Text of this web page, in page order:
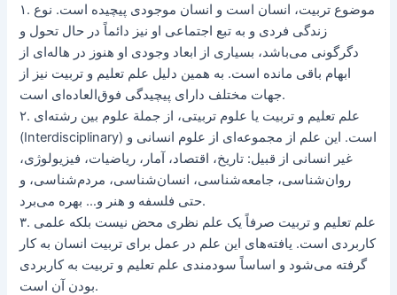
۱. موضوع تربیت، انسان است و انسان موجودی پیچیده است. نوع
زندگی فردی و به تبع اجتماعی او نیز دائماً در حال تحول و
دگرگونی می‌باشد، بسیاری از ابعاد وجودی او هنوز در‌ هاله‌ای از
ابهام باقی مانده است. به همین دلیل علم تعلیم و تربیت نیز از
جهات مختلف دارای پیچیدگی فوق‌العاده‌ای است.
۲. علم تعلیم و تربیت یا علوم تربیتی، از جملة علوم بین رشته‌ای
(Interdisciplinary) است. این علم از مجموعه‌ای از علوم انسانی و
غیر انسانی از قبیل: تاریخ، اقتصاد، آمار، ریاضیات، فیزیولوژی،
روان‌شناسی، جامعه‌شناسی، انسان‌شناسی، مردم‌شناسی، و
حتی فلسفه و هنر و… بهره می‌برد.
۳. علم تعلیم و تربیت صرفاً یک علم نظری محض نیست بلکه علمی
کاربردی است. یافته‌های این علم در عمل برای تربیت انسان به کار
گرفته می‌شود و اساساً سودمندی علم تعلیم و تربیت به کاربردی
بودن آن است.